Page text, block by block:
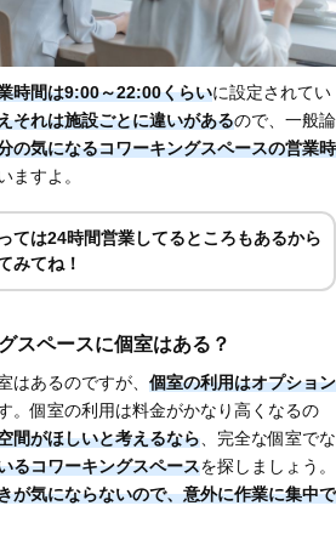
時間は9:00～22:00くらいに設定されてい
それは施設ごとに違いがあるので、一般論
の気になるコワーキングスペースの営業時
ますよ。
ては24時間営業してるところもあるから
みてね！
スペースに個室はある？
はあるのですが、 個室の利用はオプション
。個室の利用は料金がかなり高くなるの
間がほしいと考えるなら、完全な個室でな
るコワーキングスペースを探しましょう。
が気にならないので、意外に作業に集中で